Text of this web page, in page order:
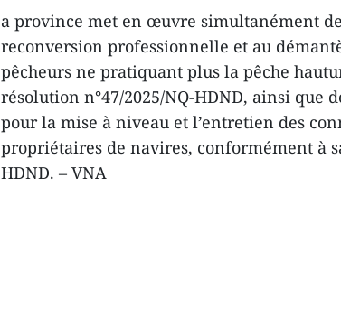
a province met en œuvre simultanément
reconversion professionnelle et au
pêcheurs ne pratiquant plus la pêche
résolution n°47/2025/NQ-HDND, ainsi que
pour la mise à niveau et l’entretien des
propriétaires de navires, conformément à
HDND. – VNA